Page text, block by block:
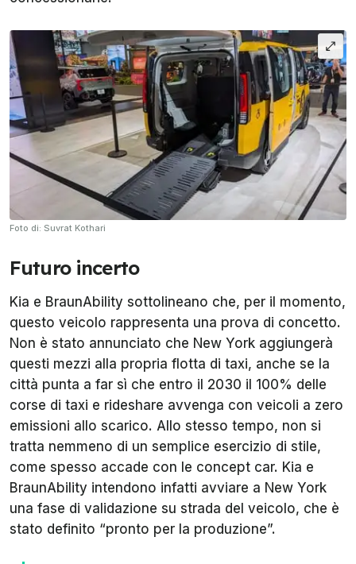
Foto di: Suvrat Kothari
Futuro incerto
Kia e BraunAbility sottolineano che, per il momento,
questo veicolo rappresenta una prova di concetto.
Non è stato annunciato che New York aggiungerà
questi mezzi alla propria flotta di taxi, anche se la
città punta a far sì che entro il 2030 il 100% delle
corse di taxi e rideshare avvenga con veicoli a zero
emissioni allo scarico. Allo stesso tempo, non si
tratta nemmeno di un semplice esercizio di stile,
come spesso accade con le concept car. Kia e
BraunAbility intendono infatti avviare a New York
una fase di validazione su strada del veicolo, che è
stato definito “pronto per la produzione”.